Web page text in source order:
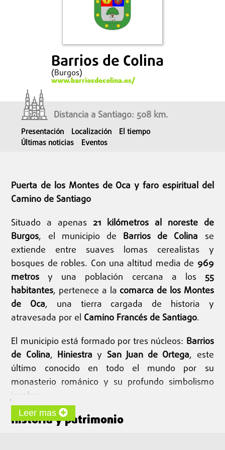
Barrios de Colina
(Burgos)
www.barriosdecolina.es/
Distancia a Santiago: 508 km.
Presentación Localización
El tiempo
Últimas noticias
Eventos
Puerta de los Montes de Oca y faro espiritual del
Camino de Santiago
Situado a apenas21 kilómetros al noreste de
Burgos, el municipio de Barrios de Colina se
extiende entre suaves lomas cerealistas y
bosques de robles. Con una altitud media de 969
metros y una población cercana a los 55
habitantes, pertenece a la comarca de los Montes
de Oca, una tierra cargada de historia y
atravesada por el Camino Francés de Santiago.
El municipio está formado por tres núcleos: Barrios
de Colina, Hiniestra y San Juan de Ortega, este
último conocido en todo el mundo por su
monasterio románico y su profundo simbolismo
jacobeo.
Historia y patrimonio
Leer mas